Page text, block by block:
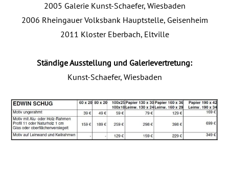
2005 Galerie Kunst-Schaefer, Wiesbaden
2006 Rheingauer Volksbank Hauptstelle, Geisenheim
2011 Kloster Eberbach, Eltville
Ständige Ausstellung und Galerievertretung:
Kunst-Schaefer, Wiesbaden